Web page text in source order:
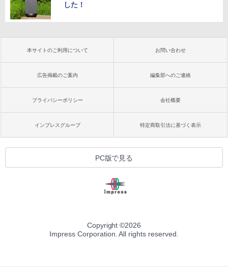
した！
本サイトのご利用について お問い合わせ
広告掲載のご案内 編集部へのご連絡
プライバシーポリシー 会社概要
インプレスグループ 特定商取引法に基づく表示
PC版で見る
Copyright ©2026
Impress Corporation. All rights reserved.